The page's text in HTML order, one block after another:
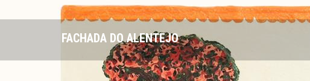
FACHADA DO ALENTEJO